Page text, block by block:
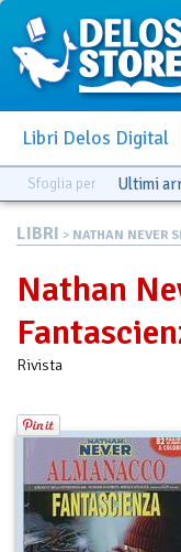
Libri Delos Digital
Sfoglia per Ultimi
LIBRI > NATHAN NEVER
Nathan
Rivista